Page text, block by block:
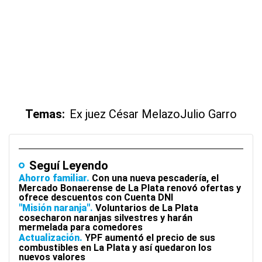
Temas: Ex juez César MelazoJulio Garro
Seguí Leyendo
Ahorro familiar Con una nueva pescadería, el
Mercado Bonaerense de La Plata renovó ofertas y
ofrece descuentos con Cuenta DNI
"Misión naranja" Voluntarios de La Plata
cosecharon naranjas silvestres y harán
mermelada para comedores
Actualización YPF aumentó el precio de sus
combustibles en La Plata y así quedaron los
nuevos valores